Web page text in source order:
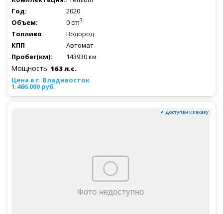
2020
0 cm3
Водород
Автомат
143930 км
Мощность: 163 л.с.
1.466.000 руб.
✔ Доступен к заказу